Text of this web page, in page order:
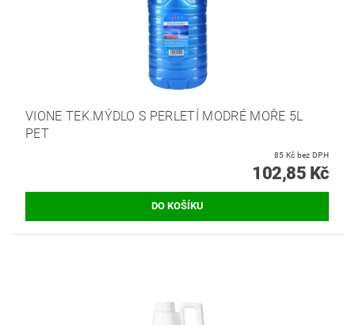
VIONE TEK.MÝDLO S PERLETÍ MODRÉ MOŘE 5L
PET
85 Kč bez DPH
102,85 Kč